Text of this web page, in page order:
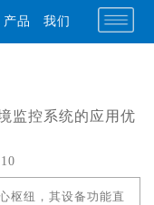
产品 我们
监控系统的应用优
枢纽，其设备功能直